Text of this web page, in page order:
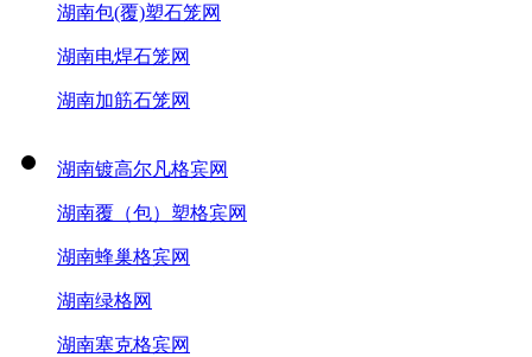
湖南包(覆)塑石笼网
湖南电焊石笼网
湖南加筋石笼网
湖南镀高尔凡格宾网
湖南覆（包）塑格宾网
湖南蜂巢格宾网
湖南绿格网
湖南塞克格宾网